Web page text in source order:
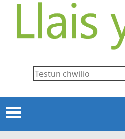
Chwilio